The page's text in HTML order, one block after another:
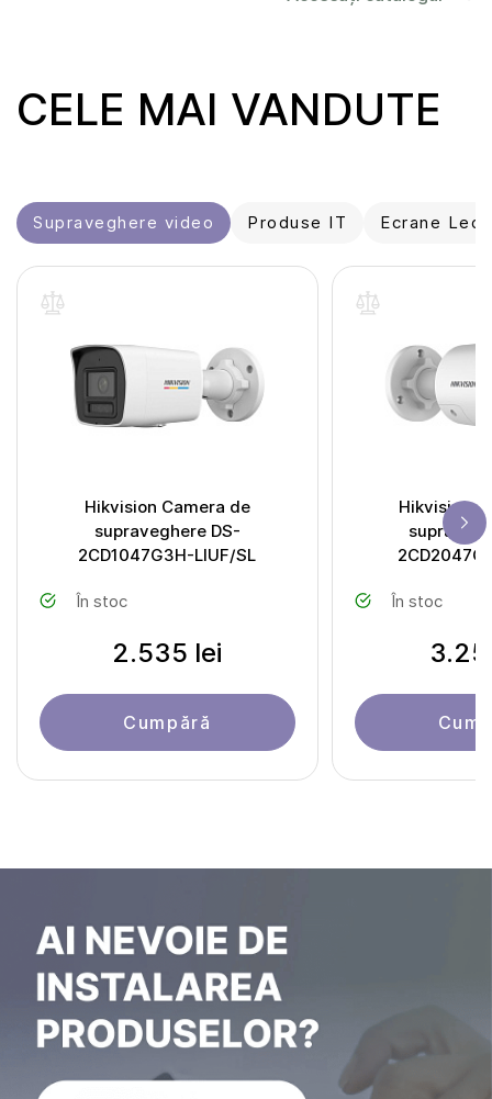
CELE MAI VANDUTE
Supraveghere video Produse IT Ecrane Led
Hikvision Camera de
supraveghere DS-
2CD1047G3H-LIUF/SL
În stoc
2.535 lei
Cumpără
Hikvision
În stoc